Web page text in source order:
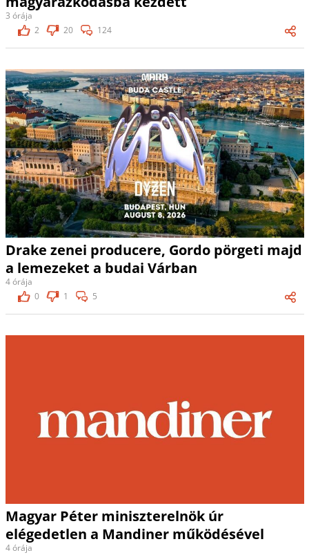
3 órája
2
20 124
Drake zenei producere, Gordo pörgeti majd
a lemezeket a budai Várban
4 órája
0
1 5
Magyar Péter miniszterelnök úr
elégedetlen a Mandiner működésével
4 órája